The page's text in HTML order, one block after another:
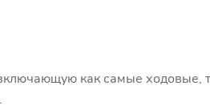
как самые ходовые,